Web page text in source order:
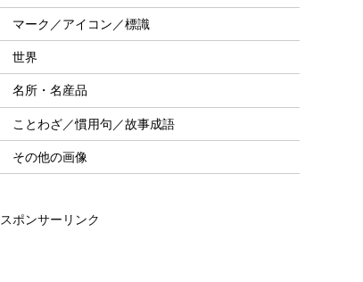
マーク／アイコン／標識
世界
名所・名産品
ことわざ／慣用句／故事成語
その他の画像
スポンサーリンク